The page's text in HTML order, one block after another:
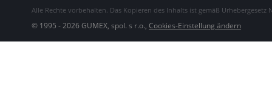
Alle Rechte vorbehalten. Das Kopieren des Inhalts ist gemäß Urhebergesetz
© 1995 - 2026 GUMEX, spol. s r.o., Cookies-Einstellung ändern